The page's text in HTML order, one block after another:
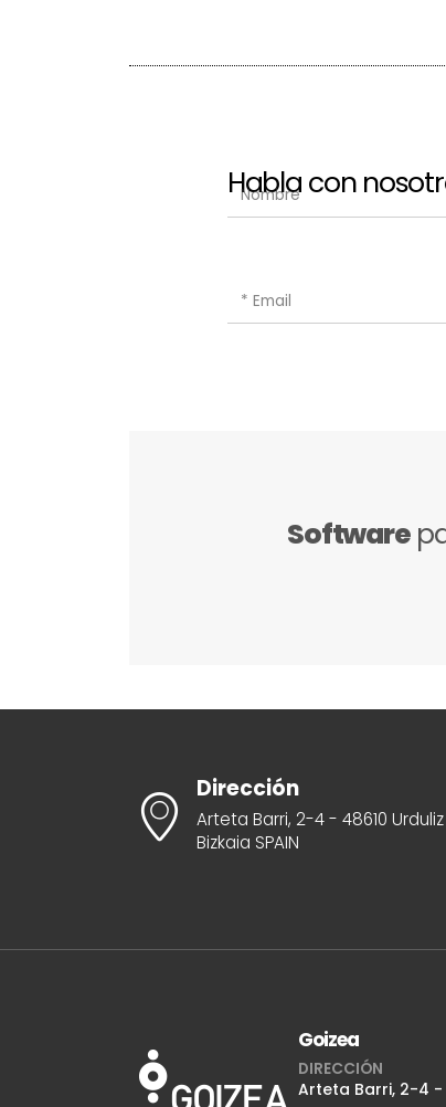
Habla con
Software
Dirección
Arteta Barri, 2-4 - 48610 Urduliz
Bizkaia SPAIN
Goizea
DIRECCIÓN
Arteta Barri, 2-4 -